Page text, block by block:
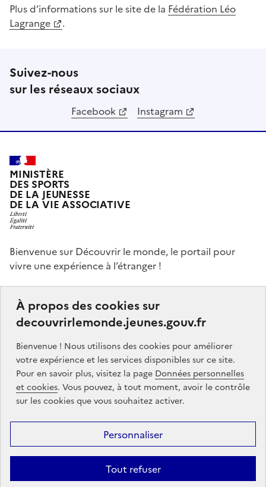
Plus d’informations sur le site de la Fédération Léo
Lagrange
.
Suivez-nous
sur les réseaux sociaux
Facebook Instagram
MINISTÈRE
DES SPORTS
DE LA JEUNESSE
DE LA VIE ASSOCIATIVE
Bienvenue sur Découvrir le monde, le portail pour
vivre une expérience à l’étranger !
de vous guider dans vos choix et de vous aider à
finaliser votre projet de séjour à l’étranger, que ce soit,
un volontariat.
Partners
gouvernement.fr legifrance.gouv.fr
service-public.gouv.fr
Mentions légales Données personnelles
Accessibilité : partiellement
sur votre site !
À propos des cookies sur
decouvrirlemonde.jeunes.gouv.fr
Bienvenue ! Nous utilisons des cookies pour améliorer
votre expérience et les services disponibles sur ce site.
Pour en savoir plus, visitez la page Données personnelles
et cookies. Vous pouvez, à tout moment, avoir le contrôle
sur les cookies que vous souhaitez activer.
Tout refuser
Personnaliser